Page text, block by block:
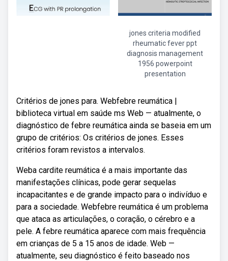
jones criteria modified
rheumatic fever ppt
diagnosis management
1956 powerpoint
presentation
Critérios de jones para. Webfebre reumática |
biblioteca virtual em saúde ms Web — atualmente, o
diagnóstico de febre reumática ainda se baseia em um
grupo de critérios: Os critérios de jones. Esses
critérios foram revistos a intervalos.
Weba cardite reumática é a mais importante das
manifestações clínicas, pode gerar sequelas
incapacitantes e de grande impacto para o indivíduo e
para a sociedade. Webfebre reumática é um problema
que ataca as articulações, o coração, o cérebro e a
pele. A febre reumática aparece com mais frequência
em crianças de 5 a 15 anos de idade. Web —
atualmente, seu diagnóstico é feito baseado nos